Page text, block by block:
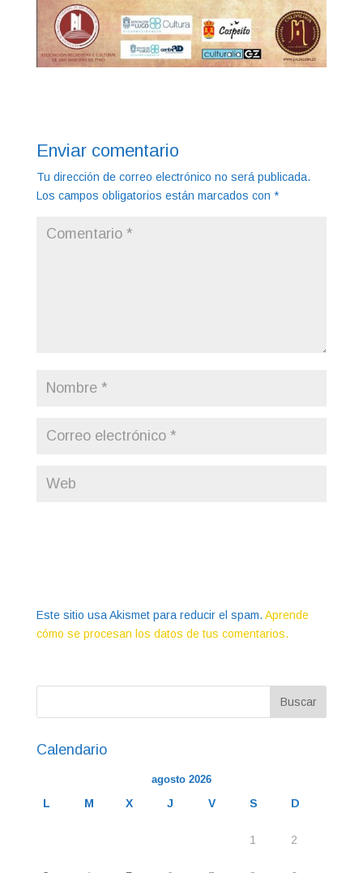
Enviar comentario
Tu dirección de correo electrónico no será publicada.
Los campos obligatorios están marcados con *
Este sitio usa Akismet para reducir el spam. Aprende
cómo se procesan los datos de tus comentarios.
Calendario
agosto 2026
L M X J V S D
1 2